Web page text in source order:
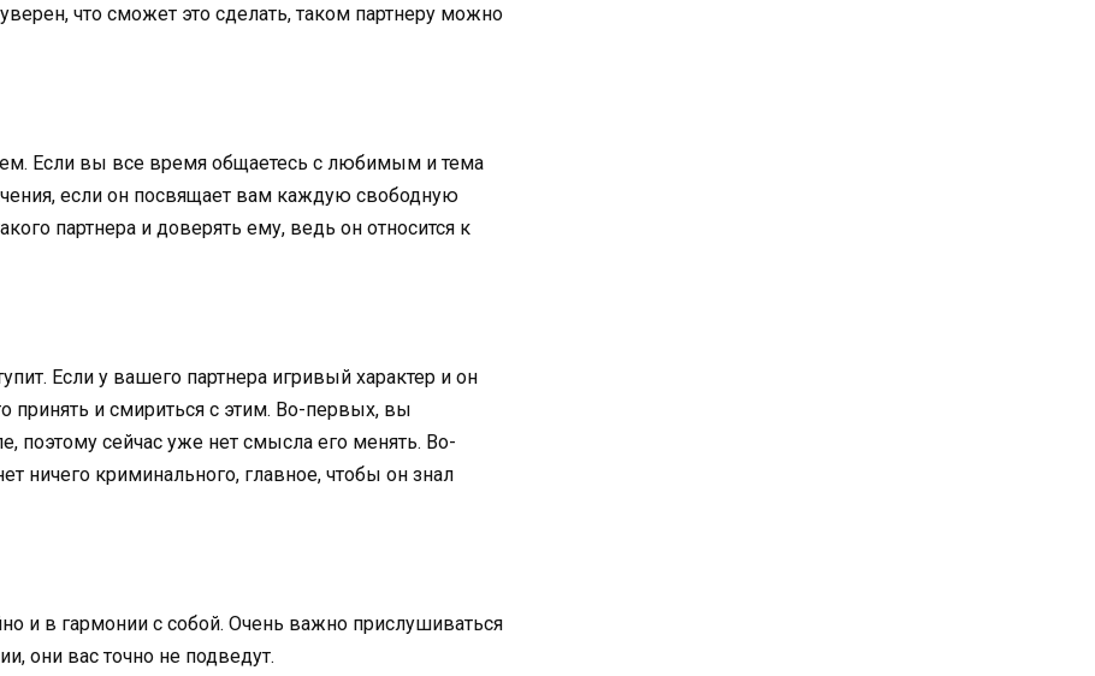
что сможет это сделать, таком партнеру можно
Если вы все время общаетесь с любимым и тема
если он посвящает вам каждую свободную
партнера и доверять ему, ведь он относится к
Если у вашего партнера игривый характер и он
и смириться с этим. Во-первых, вы
поэтому сейчас уже нет смысла его менять. Во-
ничего криминального, главное, чтобы он знал
и в гармонии с собой. Очень важно прислушиваться
они вас точно не подведут.